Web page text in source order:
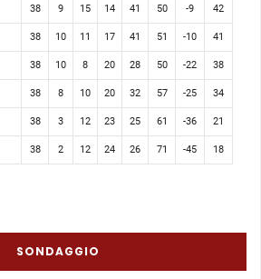
38 9 15 14 41 50 -9 42
38 10 11 17 41 51 -10 41
38 10 8 20 28 50 -22 38
38 8 10 20 32 57 -25 34
38 3 12 23 25 61 -36 21
38 2 12 24 26 71 -45 18
SONDAGGIO